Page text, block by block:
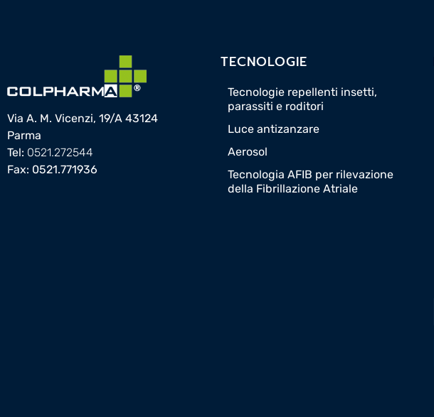
Via A. M. Vicenzi, 19/A 43124
Parma
Tel: 0521.272544
Fax: 0521.771936
TECNOLOGIE
Tecnologie repellenti insetti,
parassiti e roditori
Luce antizanzare
Aerosol
Tecnologia AFIB per rilevazione
della Fibrillazione Atriale